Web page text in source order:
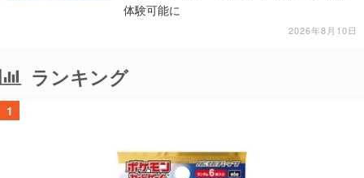
体験可能に
2026年8月10日
ランキング
1